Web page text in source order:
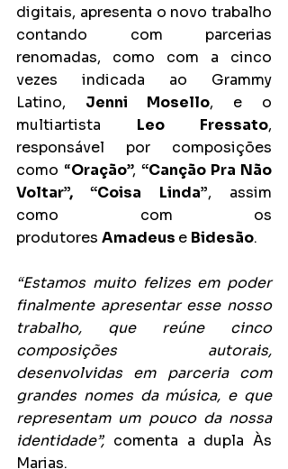
digitais, apresenta o novo trabalho
contando com parcerias
renomadas, como com a cinco
vezes indicada ao Grammy
Latino, Jenni Mosello, e o
multiartista Leo Fressato,
responsável por composições
como “Oração”, “Canção Pra Não
Voltar”, “Coisa Linda”, assim
como com os
produtores Amadeus e Bidesão.
“Estamos muito felizes em poder
finalmente apresentar esse nosso
trabalho, que reúne cinco
composições autorais,
desenvolvidas em parceria com
grandes nomes da música, e que
representam um pouco da nossa
identidade”, comenta a dupla Às
Marias.